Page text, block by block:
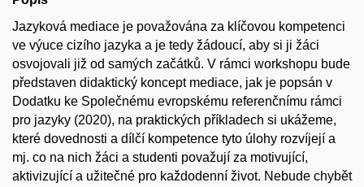
Jazyková mediace je považována za klíčovou kompetenci
ve výuce cizího jazyka a je tedy žádoucí, aby si ji žáci
osvojovali již od samých začátků. V rámci workshopu bude
představen didaktický koncept mediace, jak je popsán v
Dodatku ke Společnému evropskému referenčnímu rámci
pro jazyky (2020), na praktických příkladech si ukážeme,
které dovednosti a dílčí kompetence tyto úlohy rozvíjejí a
mj. co na nich žáci a studenti považují za motivující,
aktivizující a užitečné pro každodenní život. Nebude chybět